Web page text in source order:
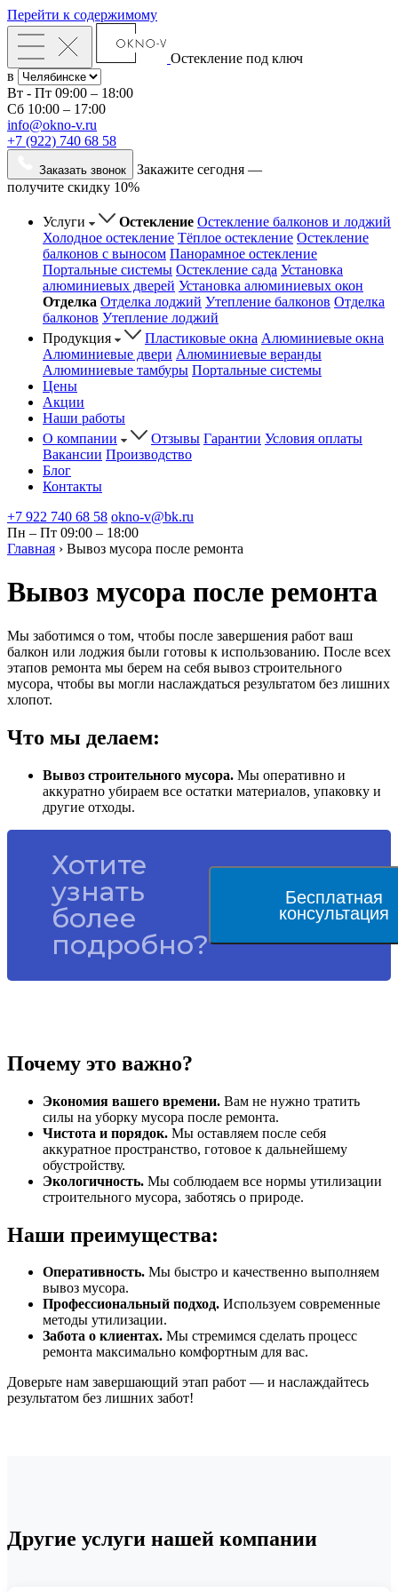
Перейти к содержимому
Остекление под ключ
в
Вт - Пт 09:00 – 18:00
Сб 10:00 – 17:00
info@okno-v.ru
+7 (922) 740 68 58
Заказать звонок
Закажите сегодня —
получите скидку 10%
Услуги Остекление Остекление балконов и лоджий
Холодное остекление Тёплое остекление Остекление
балконов с выносом Панорамное остекление
Портальные системы Остекление сада Установка
алюминиевых дверей Установка алюминиевых окон
Отделка Отделка лоджий Утепление балконов Отделка
балконов Утепление лоджий
Продукция
Пластиковые окна Алюминиевые окна
Алюминиевые двери Алюминиевые веранды
Алюминиевые тамбуры Портальные системы
Цены
Акции
Наши работы
О компании
Отзывы Гарантии Условия оплаты
Вакансии Производство
Блог
Контакты
+7 922 740 68 58 okno-v@bk.ru
Пн – Пт 09:00 – 18:00
Главная › Вывоз мусора после ремонта
Вывоз мусора после ремонта
Мы заботимся о том, чтобы после завершения работ ваш
балкон или лоджия были готовы к использованию. После всех
этапов ремонта мы берем на себя вывоз строительного
мусора, чтобы вы могли наслаждаться результатом без лишних
хлопот.
Что мы делаем:
Вывоз строительного мусора. Мы оперативно и
аккуратно убираем все остатки материалов, упаковку и
другие отходы.
Хотите
узнать
более
подробно?
Бесплатная
консультация
Почему это важно?
Экономия вашего времени. Вам не нужно тратить
силы на уборку мусора после ремонта.
Чистота и порядок. Мы оставляем после себя
аккуратное пространство, готовое к дальнейшему
обустройству.
Экологичность. Мы соблюдаем все нормы утилизации
строительного мусора, заботясь о природе.
Наши преимущества:
Оперативность. Мы быстро и качественно выполняем
вывоз мусора.
Профессиональный подход. Используем современные
методы утилизации.
Забота о клиентах. Мы стремимся сделать процесс
ремонта максимально комфортным для вас.
Доверьте нам завершающий этап работ — и наслаждайтесь
результатом без лишних забот!
Другие услуги нашей компании